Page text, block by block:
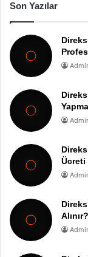
Son Yazılar
Ücreti
Alınır?